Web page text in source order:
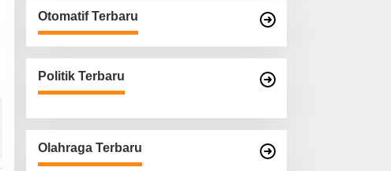
Otomatif Terbaru
Politik Terbaru
Olahraga Terbaru